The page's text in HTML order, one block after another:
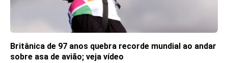
Britânica de 97 anos quebra recorde mundial ao andar
sobre asa de avião; veja vídeo